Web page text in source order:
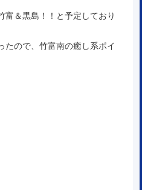
富＆黒島！！と予定しており
たので、竹富南の癒し系ポイ